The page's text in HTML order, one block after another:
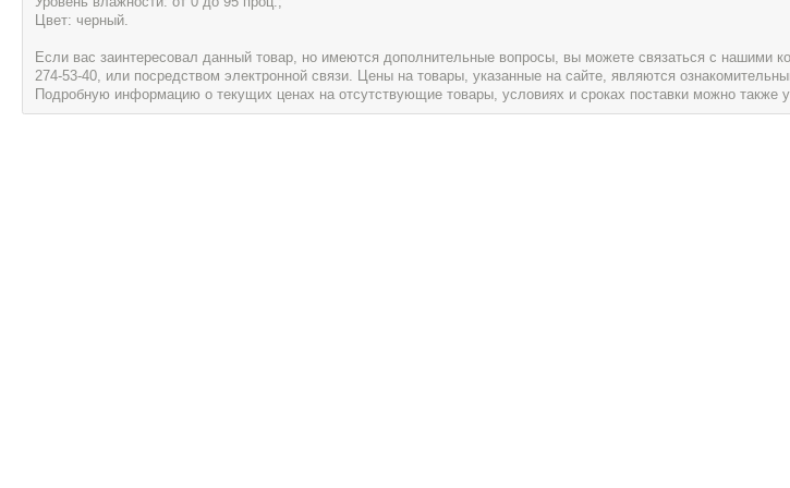
Цвет: черный.
Если вас заинтересовал данный товар, но имеются дополнительные вопросы, вы можете связаться с нашими
274-53-40, или посредством электронной связи. Цены на товары, указанные на сайте, являются
Подробную информацию о текущих ценах на отсутствующие товары, условиях и сроках поставки можно также